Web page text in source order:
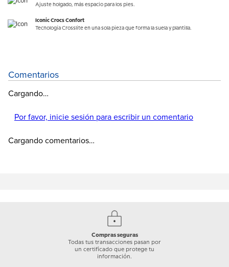
Ajuste holgado, más espacio para los pies.
Iconic Crocs Confort
Tecnología Crosslite en una sola pieza que forma la suela y plantilla.
Comentarios
Cargando…
Por favor, inicie sesión para escribir un comentario
Cargando comentarios…
Compras seguras
Todas tus transacciones pasan por
un certificado que protege tu
información.